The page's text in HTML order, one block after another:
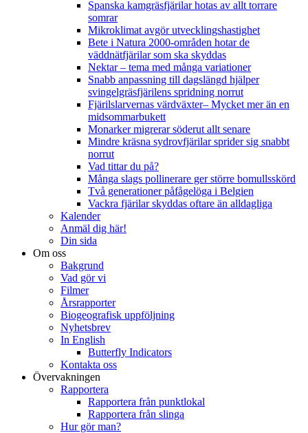
Spanska kamgräsfjärilar hotas av allt torrare
somrar
Mikroklimat avgör utvecklingshastighet
Bete i Natura 2000-områden hotar de
väddnätfjärilar som ska skyddas
Nektar – tema med många variationer
Snabb anpassning till dagslängd hjälper
svingelgräsfjärilens spridning norrut
Fjärilslarvernas värdväxter– Mycket mer än en
midsommarbukett
Monarker migrerar söderut allt senare
Mindre kräsna sydrovfjärilar sprider sig snabbt
norrut
Vad tittar du på?
Många slags pollinerare ger större bomullsskörd
Två generationer påfågelöga i Belgien
Vackra fjärilar skyddas oftare än alldagliga
Kalender
Anmäl dig här!
Din sida
Om oss
Bakgrund
Vad gör vi
Filmer
Årsrapporter
Biogeografisk uppföljning
Nyhetsbrev
In English
Butterfly Indicators
Kontakta oss
Övervakningen
Rapportera
Rapportera från punktlokal
Rapportera från slinga
Hur gör man?